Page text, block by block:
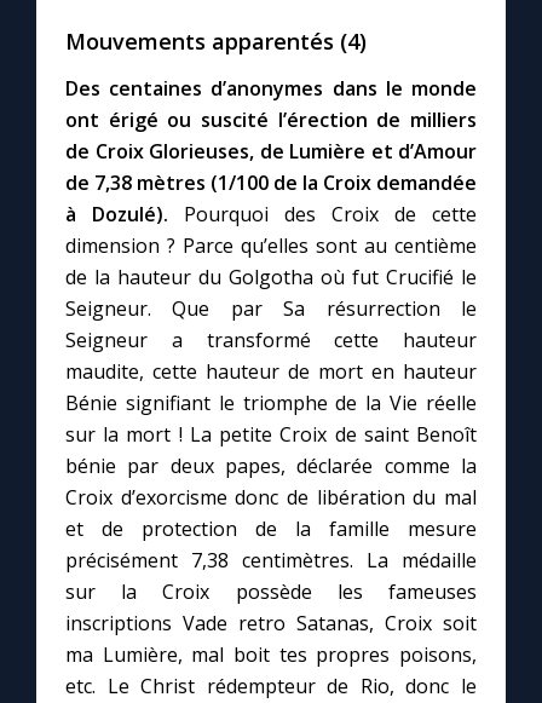
Mouvements apparentés (4)
Des centaines d’anonymes dans le monde
ont érigé ou suscité l’érection de milliers
de Croix Glorieuses, de Lumière et d’Amour
de 7,38 mètres (1/100 de la Croix demandée
à Dozulé). Pourquoi des Croix de cette
dimension ? Parce qu’elles sont au centième
de la hauteur du Golgotha où fut Crucifié le
Seigneur. Que par Sa résurrection le
Seigneur a transformé cette hauteur
maudite, cette hauteur de mort en hauteur
Bénie signifiant le triomphe de la Vie réelle
sur la mort ! La petite Croix de saint Benoît
bénie par deux papes, déclarée comme la
Croix d’exorcisme donc de libération du mal
et de protection de la famille mesure
précisément 7,38 centimètres. La médaille
sur la Croix possède les fameuses
inscriptions Vade retro Satanas, Croix soit
ma Lumière, mal boit tes propres poisons,
etc. Le Christ rédempteur de Rio, donc le